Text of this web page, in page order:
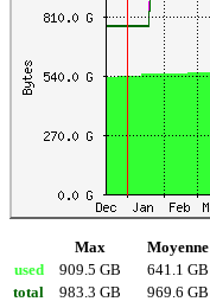
Max Moyenne
used
909.5 GB 641.1 GB
total
983.3 GB 969.6 GB